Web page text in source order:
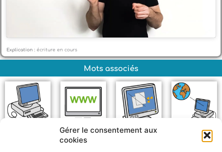
Gérer le consentement aux
cookies
Explication : écriture en cours
Mots associés
Se connecter Écran Internet